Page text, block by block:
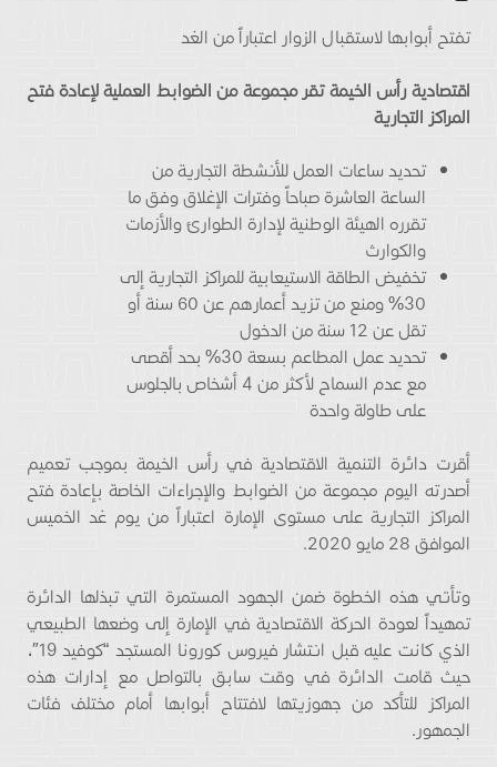
تفتح أبوابها لاستقبال الزوار اعتباراً من الغد
اقتصادية رأس الخيمة تقر مجموعة من الضوابط العملية لإعادة فتح
المراكز التجارية
تحديد ساعات العمل للأنشطة التجارية من
الساعة العاشرة صباحاً وفترات الإغلاق وفق ما
تقرره الهيئة الوطنية لإدارة الطوارئ والأزمات
والكوارث
تخفيض الطاقة الاستيعابية للمراكز التجارية إلى
30% ومنع من تزيد أعمارهم عن 60 سنة أو
تقل عن 12 سنة من الدخول
تحديد عمل المطاعم بسعة 30% بحد أقصى
مع عدم السماح لأكثر من 4 أشخاص بالجلوس
على طاولة واحدة
أقرت دائرة التنمية الاقتصادية في رأس الخيمة بموجب تعميم
أصدرته اليوم مجموعة من الضوابط والإجراءات الخاصة بإعادة فتح
المراكز التجارية على مستوى الإمارة اعتباراً من يوم غد الخميس
الموافق 28 مايو 2020.
وتأتي هذه الخطوة ضمن الجهود المستمرة التي تبذلها الدائرة
تمهيداً لعودة الحركة الاقتصادية في الإمارة إلى وضعها الطبيعي
الذي كانت عليه قبل انتشار فيروس كورونا المستجد “كوفيد 19″،
حيث قامت الدائرة في وقت سابق بالتواصل مع إدارات هذه
المراكز للتأكد من جهوزيتها لافتتاح أبوابها أمام مختلف فئات
الجمهور.